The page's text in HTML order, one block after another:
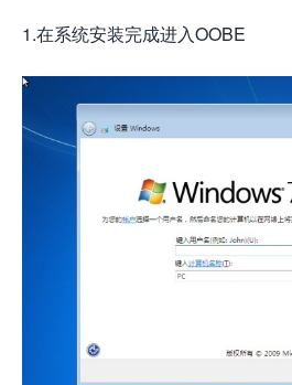
1.在系统安装完成进入OOBE